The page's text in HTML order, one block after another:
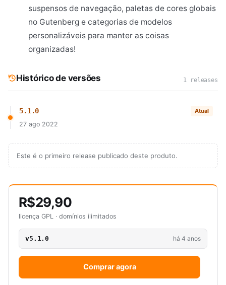
suspensos de navegação, paletas de cores globais
no Gutenberg e categorias de modelos
personalizáveis para manter as coisas
organizadas!
Histórico de versões 1 releases
5.1.0 Atual
27 ago 2022
Este é o primeiro release publicado deste produto.
R$29,90
licença GPL · domínios ilimitados
v5.1.0 há 4 anos
Comprar agora